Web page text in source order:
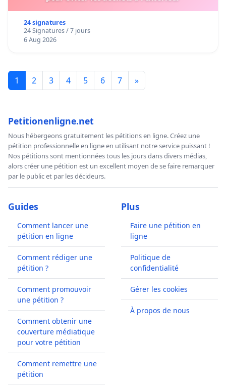
24 signatures
24 Signatures / 7 jours
6 Aug 2026
1 2 3 4 5 6 7 »
Petitionenligne.net
Nous hébergeons gratuitement les pétitions en ligne. Créez une
pétition professionnelle en ligne en utilisant notre service puissant !
Nos pétitions sont mentionnées tous les jours dans divers médias,
alors créer une pétition est un excellent moyen de se faire remarquer
par le public et par les décideurs.
Guides
Comment lancer une
pétition en ligne
Comment rédiger une
pétition ?
Comment promouvoir
une pétition ?
Comment obtenir une
couverture médiatique
pour votre pétition
Comment remettre une
pétition
Plus
Faire une pétition en
ligne
Politique de
confidentialité
Gérer les cookies
À propos de nous